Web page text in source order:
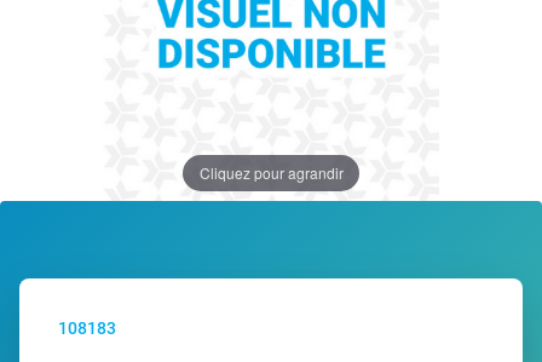
Cliquez pour agrandir
108183